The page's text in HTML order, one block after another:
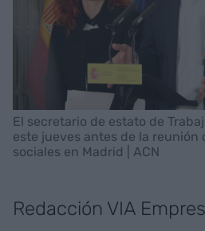
El secretario de estato de
este jueves antes de la reunión
sociales en Madrid | ACN
Redacción VIA